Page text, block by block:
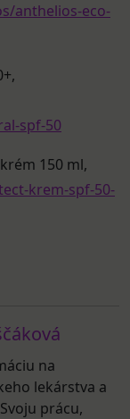
anthelios-eco-
spf-50
krém 150 ml,
krem-spf-50-
na
lekárstva a
prácu,